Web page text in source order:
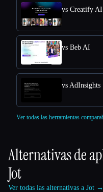
vs Creatify AI
vs Beb AI
vs AdInsights
Ver todas las herramientas
Alternativas de
Jot
Ver todas las alternativas a Jot →